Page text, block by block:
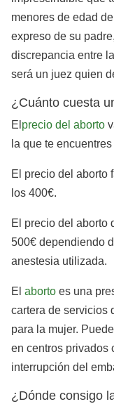
menores de edad
expreso de su
discrepancia entre
será un juez quien
¿Cuánto cuesta
El precio del aborto
la que te
El precio del aborto
los 400€.
El precio del aborto
500€ dependiendo
anestesia utilizada.
El aborto es una
cartera de servicios
para la mujer.
en centros privados
interrupción del
¿Dónde consigo